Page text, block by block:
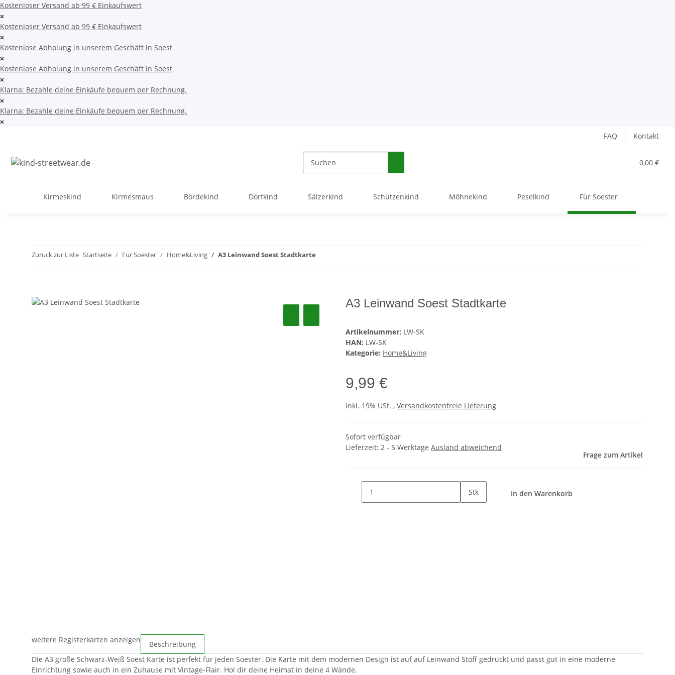
Kostenloser Versand ab 99 € Einkaufswert
Kostenloser Versand ab 99 € Einkaufswert
Kostenlose Abholung in unserem Geschäft in Soest
Kostenlose Abholung in unserem Geschäft in Soest
Klarna: Bezahle deine Einkäufe bequem per Rechnung.
Klarna: Bezahle deine Einkäufe bequem per Rechnung.
FAQ Kontakt
0,00 €
Kirmeskind Kirmesmaus Bördekind Dorfkind Sälzerkind Schützenkind Möhnekind Peselkind Für Soester
Zurück zur Liste Startseite Für Soester Home&Living A3 Leinwand Soest Stadtkarte
A3 Leinwand Soest Stadtkarte
Artikelnummer: LW-SK
HAN: LW-SK
Kategorie: Home&Living
9,99 €
inkl. 19% USt. , Versandkostenfreie Lieferung
Sofort verfügbar
Lieferzeit: 2 - 5 Werktage Ausland abweichend
Frage zum Artikel
Stk In den Warenkorb
weitere Registerkarten anzeigen
Beschreibung
Die A3 große Schwarz-Weiß Soest Karte ist perfekt für jeden Soester. Die Karte mit dem modernen Design ist auf auf Leinwand Stoff gedruckt und passt gut in eine moderne
Einrichtung sowie auch in ein Zuhause mit Vintage-Flair. Hol dir deine Heimat in deine 4 Wände.